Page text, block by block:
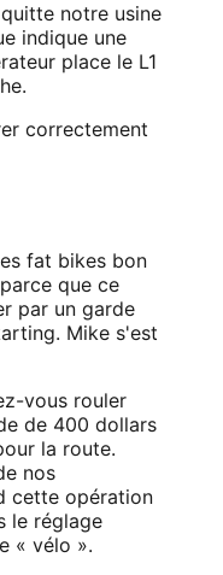
notre usine
indique une
place le L1
correctement
fat bikes bon
que ce
par un garde
Mike s'est
vous rouler
de 400 dollars
la route.
nos
cette opération
le réglage
« vélo ».